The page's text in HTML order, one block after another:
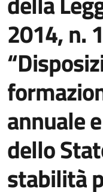
2014, n.
annuale
dello
stabilità